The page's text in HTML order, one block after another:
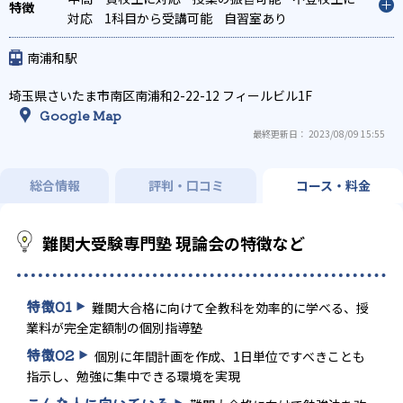
対応
1科目から受講可能 自習室あり
南浦和駅
埼玉県さいたま市南区南浦和2-22-12 フィールビル1F
Google Map
最終更新日： 2023/08/09 15:55
総合情報 評判・口コミ コース・料金
難関大受験専門塾 現論会の特徴など
特徴01
難関大合格に向けて全教科を効率的に学べる、授
業料が完全定額制の個別指導塾
特徴02
個別に年間計画を作成、1日単位ですべきことも
指示し、勉強に集中できる環境を実現